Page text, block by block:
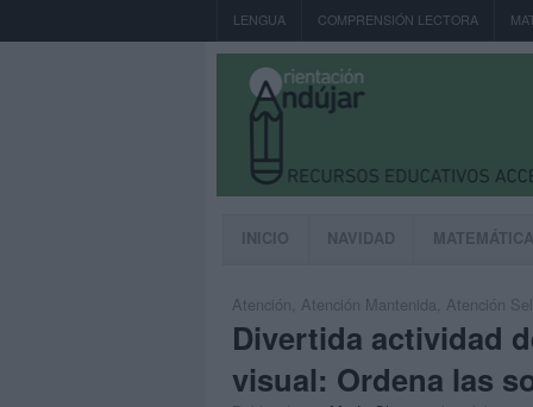
LENGUA COMPRENSIÓN LECTORA
INICIO NAVIDAD
Atención Atención Mantenida Atención
Divertida actividad
visual: Ordena las